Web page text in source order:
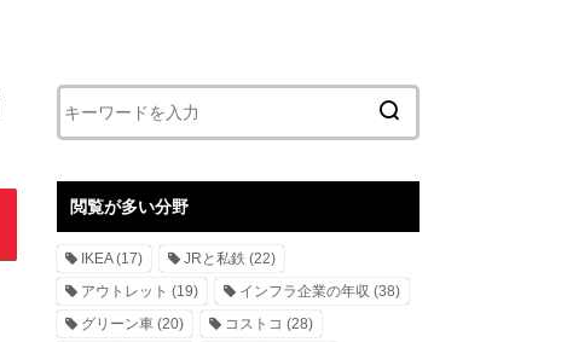
閲覧が多い分野
IKEA(17) JRと私鉄 (22)
アウトレット (19) インフラ企業の年収 (38)
グリーン車 (20) コストコ (28)